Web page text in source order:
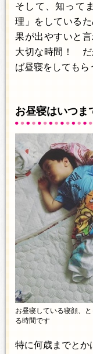
そして、知って
理」をしている
果が出やすいと
大切な時間！ だ
ば昼寝をしてもら
お昼寝はいつま
お昼寝している寝顔、
る時間です
特に何歳までとか